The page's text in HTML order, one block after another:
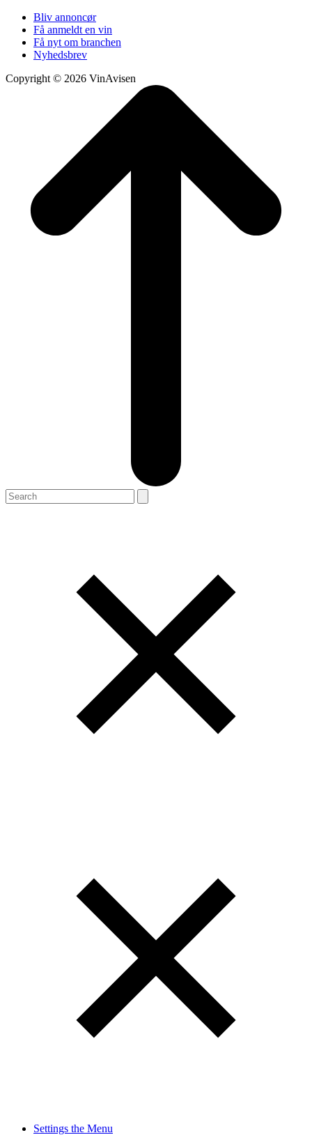
Bliv annoncør
Få anmeldt en vin
Få nyt om branchen
Nyhedsbrev
Copyright © 2026 VinAvisen
Settings the Menu